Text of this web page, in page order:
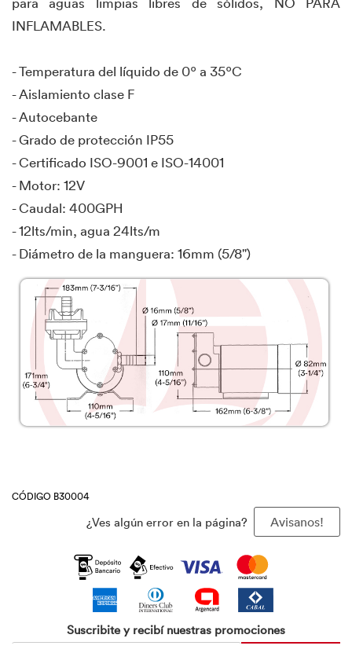
INFLAMABLES.
- Temperatura del líquido de 0º a 35ºC
- Aislamiento clase F
- Autocebante
- Grado de protección IP55
- Certificado ISO-9001 e ISO-14001
- Motor: 12V
- Caudal: 400GPH
- 12lts/min, agua 24lts/m
- Diámetro de la manguera: 16mm (5/8")
CÓDIGO B30004
¿Ves algún error en la página? Avisanos!
Suscribite y recibí nuestras promociones